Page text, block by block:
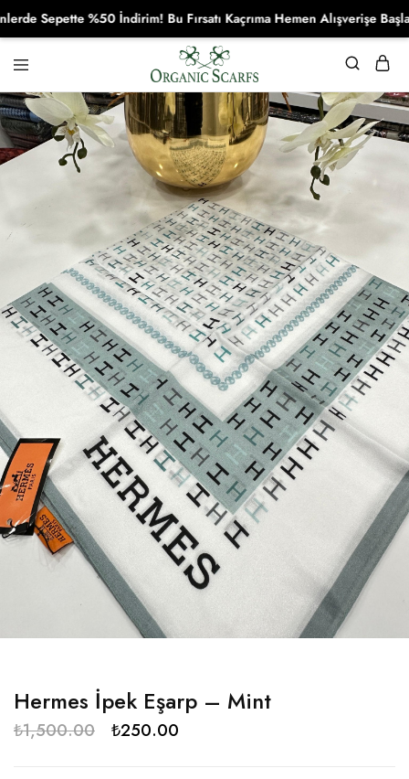
Organikscarf
Hermes İpek Eşarp – Mint
₺1,500.00 ₺250.00
Sepette %50 İndirim! Bu Fırsatı Kaçrıma Hemen Alışverişe Başla!